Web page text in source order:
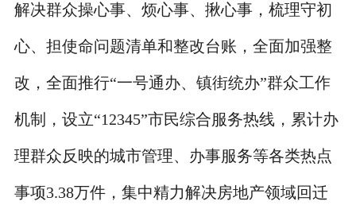
解决群众操心事、烦心事、揪心事，梳理守初
心、担使命问题清单和整改台账，全面加强整
改，全面推行“一号通办、镇街统办”群众工作
机制，设立“12345”市民综合服务热线，累计办
理群众反映的城市管理、办事服务等各类热点
事项3.38万件，集中精力解决房地产领域回迁